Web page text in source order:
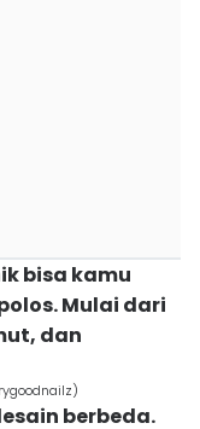
bisa kamu
Mulai dari
dan
berbeda.